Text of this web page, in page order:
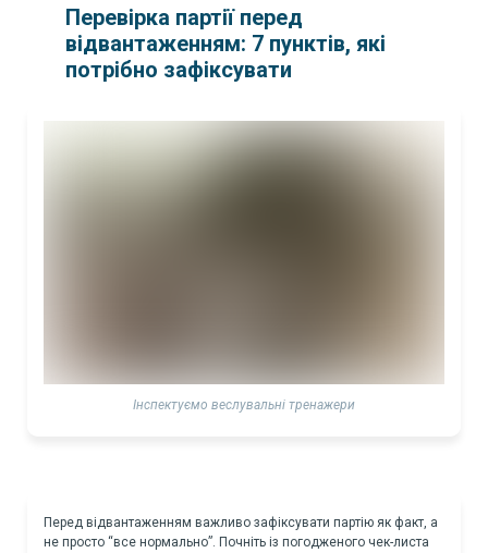
Перевірка партії перед
відвантаженням: 7 пунктів, які
потрібно зафіксувати
Інспектуємо веслувальні тренажери
Перед відвантаженням важливо зафіксувати партію як факт, а
не просто “все нормально”. Почніть із погодженого чек-листа